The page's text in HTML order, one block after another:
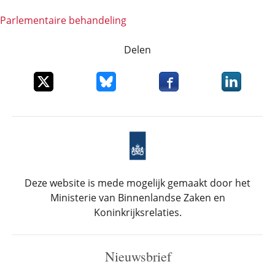
Parlementaire behandeling
Delen
Deel dit item op XDeel dit item op Bluesky
Deel dit item opDeel dit
Deze website is mede mogelijk gemaakt door het
Ministerie van Binnenlandse Zaken en
Koninkrijksrelaties.
Nieuwsbrief